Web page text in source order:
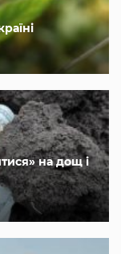
на дощ і